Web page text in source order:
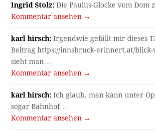
Ingrid Stolz: Die Paulus-Glocke vom Dom
Kommentar ansehen →
karl hirsch: Irgendwie gefällt mir dieses
Beitrag https://innsbruck-erinnert.at/blick-
sieht man…
Kommentar ansehen →
karl hirsch: Ich glaub, man kann unter
sogar Bahnhof…
Kommentar ansehen →